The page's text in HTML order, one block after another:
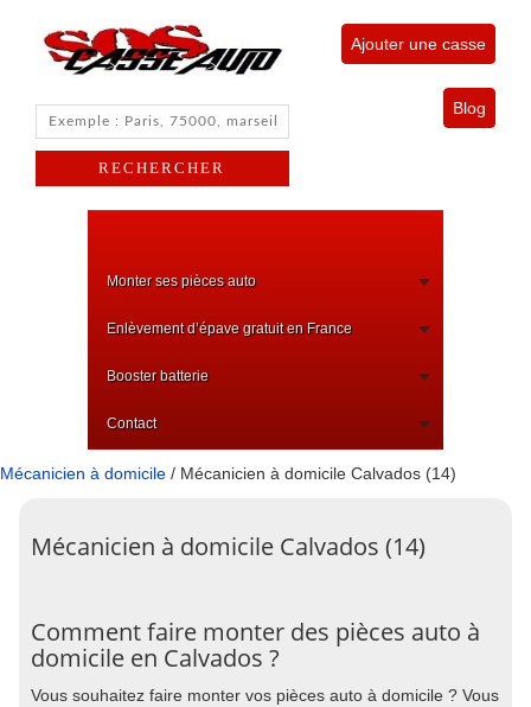
Ajouter une casse
Blog
Monter ses pièces auto
Enlèvement d’épave gratuit en France
Booster batterie
Contact
Mécanicien à domicile / Mécanicien à domicile Calvados (14)
Mécanicien à domicile Calvados (14)
Comment faire monter des pièces auto à
domicile en Calvados ?
Vous souhaitez faire monter vos pièces auto à domicile ? Vous